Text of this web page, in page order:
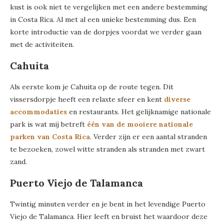
kust is ook niet te vergelijken met een andere bestemming
in Costa Rica. Al met al een unieke bestemming dus. Een
korte introductie van de dorpjes voordat we verder gaan
met de activiteiten.
Cahuita
Als eerste kom je Cahuita op de route tegen. Dit
vissersdorpje heeft een relaxte sfeer en kent diverse
accommodaties en restaurants. Het gelijknamige nationale
park is wat mij betreft één van de mooiere nationale
parken van Costa Rica. Verder zijn er een aantal stranden
te bezoeken, zowel witte stranden als stranden met zwart
zand.
Puerto Viejo de Talamanca
Twintig minuten verder en je bent in het levendige Puerto
Viejo de Talamanca. Hier leeft en bruist het waardoor deze